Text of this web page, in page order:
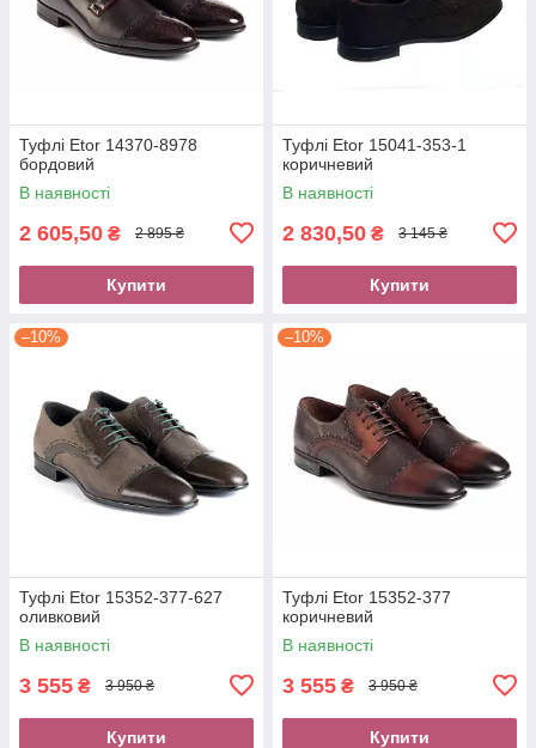
Туфлі Etor 14370-8978
бордовий
В наявності
2 605,50 ₴ 2 895 ₴
Купити
Туфлі Etor 15041-353-1
коричневий
В наявності
2 830,50 ₴ 3 145 ₴
Купити
–10%
Туфлі Etor 15352-377-627
оливковий
В наявності
3 555 ₴ 3 950 ₴
Купити
–10%
Туфлі Etor 15352-377
коричневий
В наявності
3 555 ₴ 3 950 ₴
Купити